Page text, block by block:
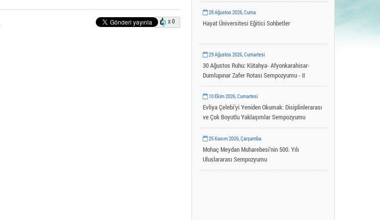
Uygulama ve Araştırma Merkezleri
YLSY Burs Programı
E-Posta Öğrenci İşlemleri
x 0
28 Ağustos 2026, Cuma
Hayat Üniversitesi Eğitici Sohbetler
29 Ağustos 2026, Cumartesi
30 Ağustos Ruhu: Kütahya- Afyonkarahisar-
Dumlupınar Zafer Rotası Sempozyumu - II
10 Ekim 2026, Cumartesi
Evliya Çelebi’yi Yeniden Okumak: Disiplinlerarası
ve Çok Boyutlu Yaklaşımlar Sempozyumu
25 Kasım 2026, Çarşamba
Mohaç Meydan Muharebesi’nin 500. Yılı
Uluslararası Sempozyumu